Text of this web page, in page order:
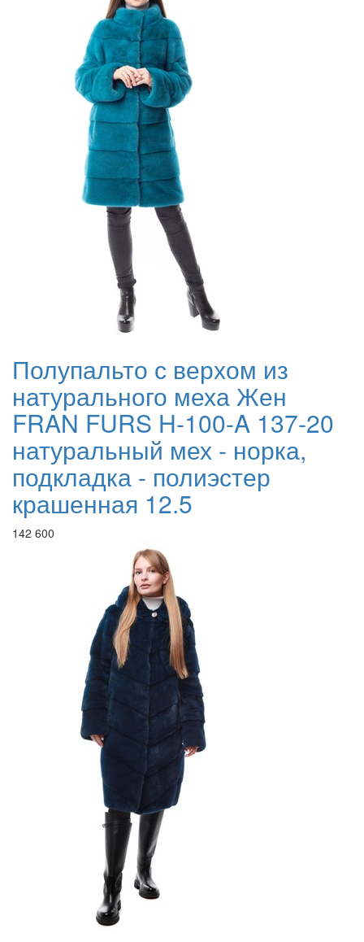
Полупальто с верхом из
натурального меха Жен
FRAN FURS H-100-A 137-20
натуральный мех - норка,
подкладка - полиэстер
крашенная 12.5
142 600